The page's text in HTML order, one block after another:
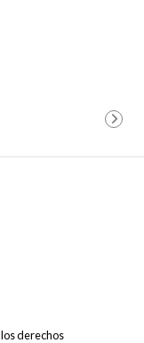
derechos